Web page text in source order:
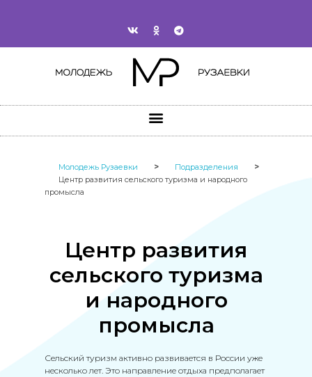
Молодежь Рузаевки > Подразделения >
Центр развития сельского туризма и народного
промысла​
Центр развития
сельского туризма
и народного
промысла
Сельский туризм активно развивается в России уже
несколько лет. Это направление отдыха предполагает